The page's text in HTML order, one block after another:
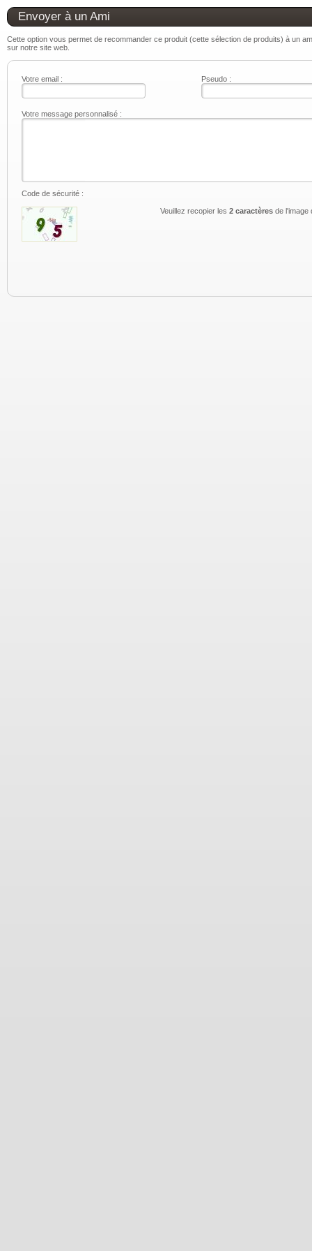
Envoyer à un Ami
Cette option vous permet de recommander ce produit (cette sélection de produits) à un
sur notre site web.
Votre email : Pseudo :
Votre message personnalisé :
Code de sécurité :
Veuillez recopier les 2 caractèresde l'image